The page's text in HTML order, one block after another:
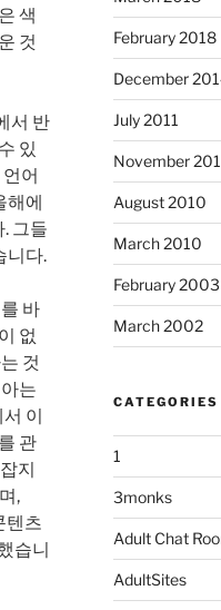
색
것
서 반
있
어
에
그들
니다.
바
없
것
는
이
관
지
,
텐츠
습니
February 2018
December
July 2011
November
August 2010
March 2010
February 2003
March 2002
CATEGORIES
1
3monks
Adult Chat
AdultSites